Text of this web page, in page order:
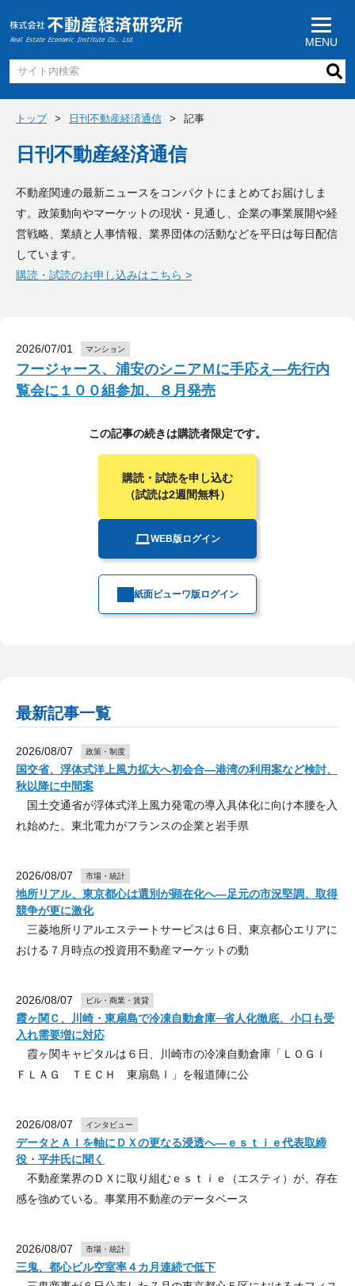
MENU
トップ 日刊不動産経済通信 記事
日刊不動産経済通信
不動産関連の最新ニュースをコンパクトにまとめてお届けしま
す。政策動向やマーケットの現状・見通し、企業の事業展開や経
営戦略、業績と人事情報、業界団体の活動などを平日は毎日配信
しています。
購読・試読のお申し込みはこちら >
2026/07/01 マンション
フージャース、浦安のシニアＭに手応え―先行内
覧会に１００組参加、８月発売
この記事の続きは購読者限定です。
購読・試読を申し込む
（試読は2週間無料）
WEB版ログイン
紙面ビューワ版ログイン
最新記事一覧
2026/08/07 政策・制度
国交省、浮体式洋上風力拡大へ初会合―港湾の利用案など検討、
秋以降に中間案
国土交通省が浮体式洋上風力発電の導入具体化に向け本腰を入
れ始めた。東北電力がフランスの企業と岩手県
2026/08/07 市場・統計
地所リアル、東京都心は選別が顕在化へ―足元の市況堅調、取得
競争が更に激化
三菱地所リアルエステートサービスは６日、東京都心エリアに
おける７月時点の投資用不動産マーケットの動
2026/08/07 ビル・商業・賃貸
霞ヶ関Ｃ、川崎・東扇島で冷凍自動倉庫─省人化徹底、小口も受
入れ需要増に対応
霞ヶ関キャピタルは６日、川崎市の冷凍自動倉庫「ＬＯＧＩ
ＦＬＡＧ ＴＥＣＨ 東扇島Ⅰ」を報道陣に公
2026/08/07 インタビュー
データとＡＩを軸にＤＸの更なる浸透へ―ｅｓｔｉｅ代表取締
役・平井氏に聞く
不動産業界のＤＸに取り組むｅｓｔｉｅ（エスティ）が、存在
感を強めている。事業用不動産のデータベース
2026/08/07 市場・統計
三鬼、都心ビル空室率４カ月連続で低下